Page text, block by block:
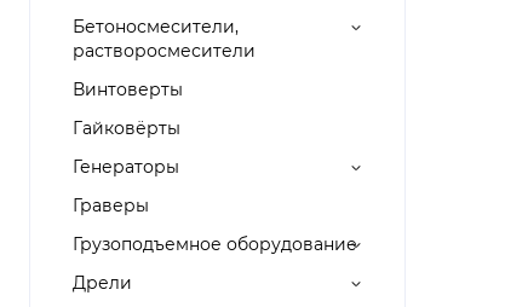
Бетоносмесители,
растворосмесители
Винтоверты
Гайковёрты
Генераторы
Граверы
Грузоподъемное оборудование
Дрели